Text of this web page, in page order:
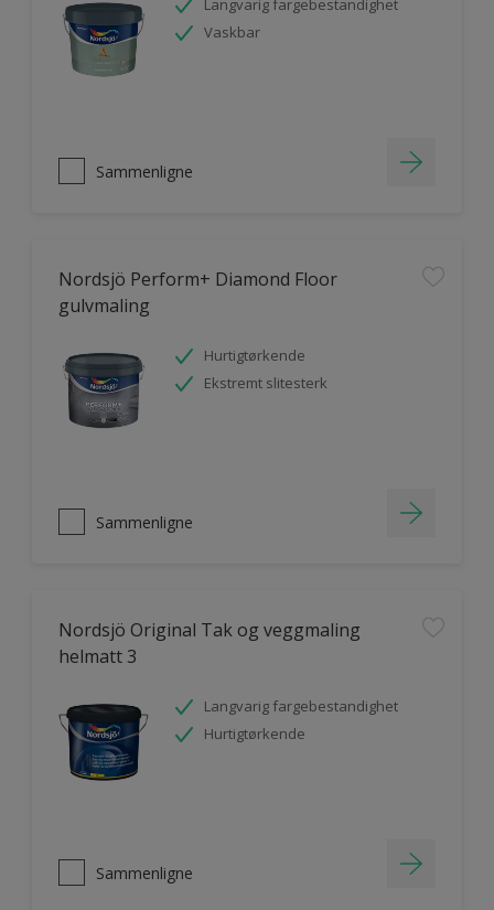
Langvarig fargebestandighet
Vaskbar
Sammenligne
Nordsjö Perform+ Diamond Floor
gulvmaling
Hurtigtørkende
Ekstremt slitesterk
Sammenligne
Nordsjö Original Tak og veggmaling
helmatt 3
Langvarig fargebestandighet
Hurtigtørkende
Sammenligne